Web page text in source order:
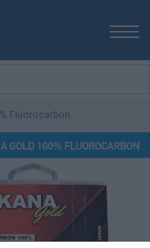
Fluorocarbon